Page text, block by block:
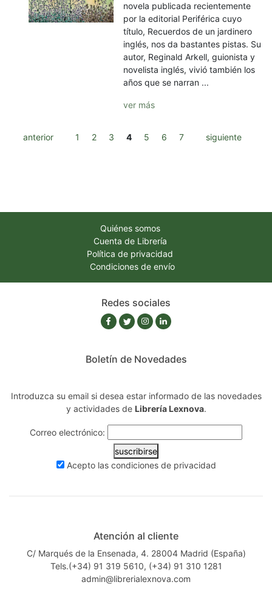
novela publicada recientemente
por la editorial Periférica cuyo
título, Recuerdos de un jardinero
inglés, nos da bastantes pistas. Su
autor, Reginald Arkell, guionista y
novelista inglés, vivió también los
años que se narran ...
ver más
anterior 1 2 3 4 5 6 7 siguiente
Quiénes somos
Cuenta de Librería
Política de privacidad
Condiciones de envío
Redes sociales
Boletín de Novedades
Introduzca su email si desea estar informado de las novedades
y actividades de Librería Lexnova.
Correo electrónico:
suscribirse
Acepto las condiciones de privacidad
Atención al cliente
C/ Marqués de la Ensenada, 4. 28004 Madrid (España)
Tels.(+34) 91 319 5610, (+34) 91 310 1281
admin@librerialexnova.com